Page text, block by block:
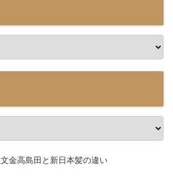
文金高島田と新日本髪の違い